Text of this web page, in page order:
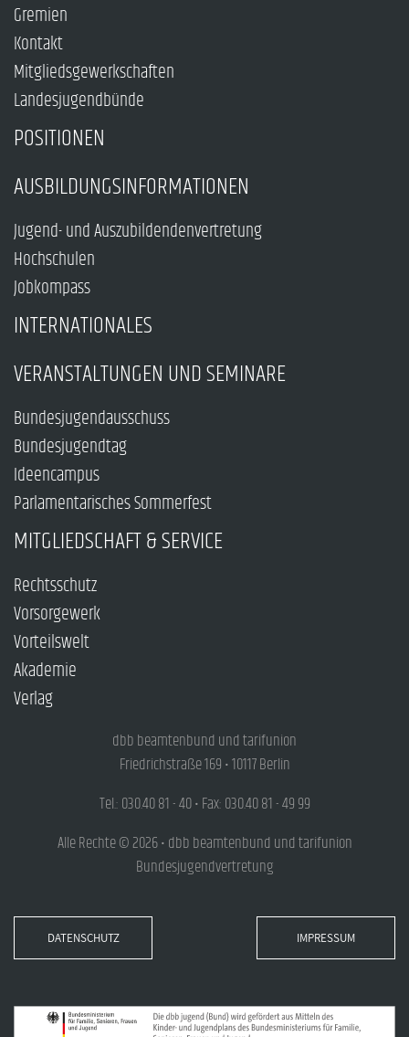
Gremien
Kontakt
Mitgliedsgewerkschaften
Landesjugendbünde
POSITIONEN
AUSBILDUNGSINFORMATIONEN
Jugend- und Auszubildendenvertretung
Hochschulen
Jobkompass
INTERNATIONALES
VERANSTALTUNGEN UND SEMINARE
Bundesjugendausschuss
Bundesjugendtag
Ideencampus
Parlamentarisches Sommerfest
MITGLIEDSCHAFT & SERVICE
Rechtsschutz
Vorsorgewerk
Vorteilswelt
Akademie
Verlag
dbb beamtenbund und tarifunion
Friedrichstraße 169 • 10117 Berlin
Tel.: 030.40 81 - 40 • Fax: 030.40 81 - 49 99
Alle Rechte © 2026 • dbb beamtenbund und tarifunion
Bundesjugendvertretung
DATENSCHUTZ IMPRESSUM